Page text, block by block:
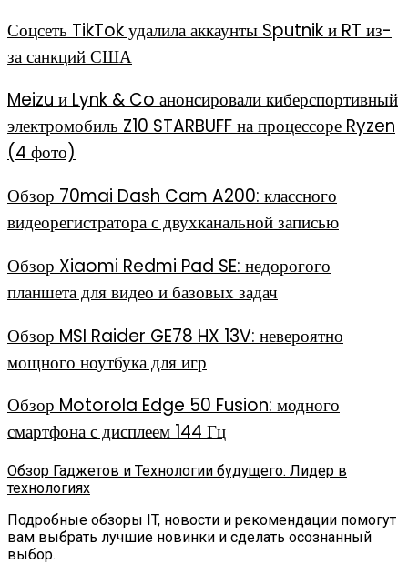
Соцсеть TikTok удалила аккаунты Sputnik и RT из-
за санкций США
Meizu и Lynk & Co анонсировали киберспортивный
электромобиль Z10 STARBUFF на процессоре Ryzen
(4 фото)
Обзор 70mai Dash Cam A200: классного
видеорегистратора с двухканальной записью
Обзор Xiaomi Redmi Pad SE: недорогого
планшета для видео и базовых задач
Обзор MSI Raider GE78 HX 13V: невероятно
мощного ноутбука для игр
Обзор Motorola Edge 50 Fusion: модного
смартфона с дисплеем 144 Гц
Обзор Гаджетов и Технологии будущего. Лидер в
технологиях
Подробные обзоры IT, новости и рекомендации помогут
вам выбрать лучшие новинки и сделать осознанный
выбор.